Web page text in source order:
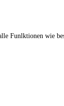
Funlktionen wie